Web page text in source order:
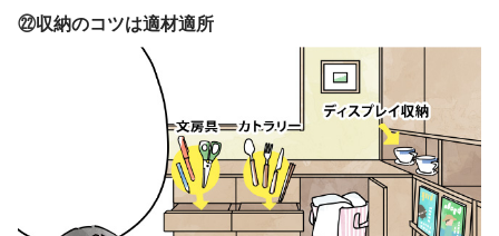
㉒収納のコツは適材適所